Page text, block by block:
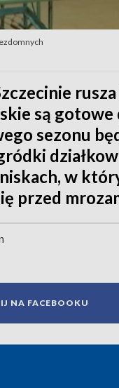
są
sezonu
w
przed
NA FACEBOOKU